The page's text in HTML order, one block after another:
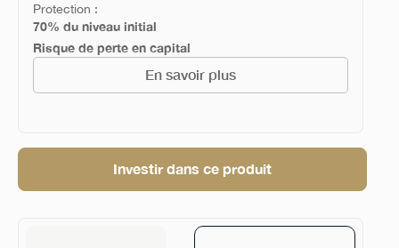
Protection :
70% du niveau initial
Risque de perte en capital
En savoir plus
Investir dans ce produit